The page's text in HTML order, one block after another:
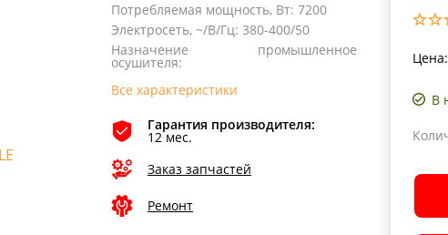
Потребляемая мощность, Вт: 7200
Электросеть, ~/В/Гц: 380-400/50
Назначение
осушителя:
промышленное
Все характеристики
Гарантия производителя:
12 мес.
Заказ запчастей
Ремонт
Цена:
В